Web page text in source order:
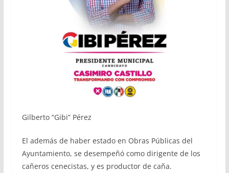
Gilberto “Gibi” Pérez
El además de haber estado en Obras Públicas del
Ayuntamiento, se desempeñó como dirigente de los
cañeros cenecistas, y es productor de caña.